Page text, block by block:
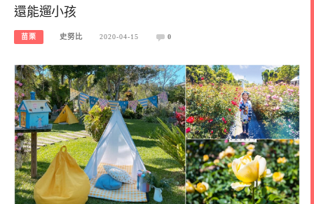
還能遛小孩
苗栗 史努比 2020-04-15 0